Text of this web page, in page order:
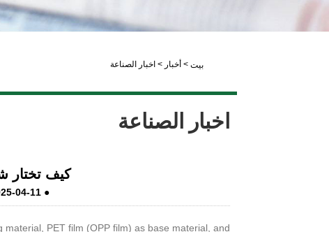
بيت > أخبار > اخبار الصناعة
اخبار الصناعة
كيف تختار
●
04-11
PET film (OPP film) as base material, and